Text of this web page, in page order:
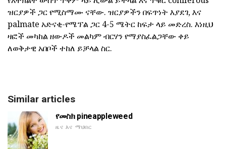
ዝርያዎች ጋር የሚስማሙ ናቸው. ዝርያዎችን በፍጥነት እያደገ, እና
palmate አድናቂ-የሜፕል ጋር 4-5 ሜትር ከፍታ ላይ መድረስ. እነዚህ
ዛፎች መካከል ዘውዶች መልካም ብርሃን የማያስፈልጋቸው ቀይ
ለወቅታዊ አበቦች ተከለ ይቻላል ስር.
Similar articles
የመስክ pineappleweed
ዜና እና ማህበር